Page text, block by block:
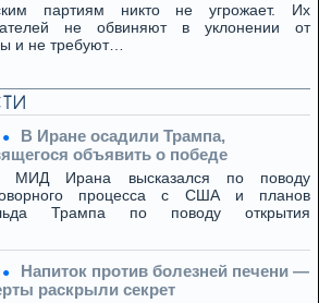
партиям никто не угрожает. Их
не обвиняют в уклонении от
и не требуют…
В Иране осадили Трампа,
объявить о победе
МИД Ирана высказался по поводу
процесса с США и планов
Трампа по поводу открытия
Напиток против болезней печени —
раскрыли секрет